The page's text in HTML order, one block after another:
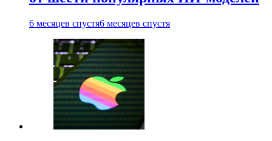
6 месяцев спустя6 месяцев спустя